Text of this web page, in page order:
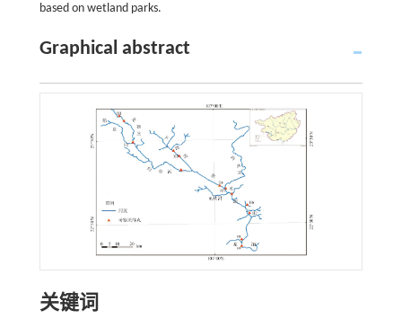
based on wetland parks.
Graphical abstract
关键词